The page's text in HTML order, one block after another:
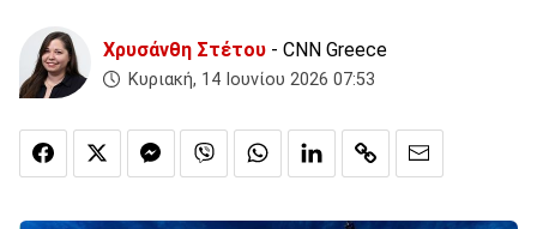
Χρυσάνθη Στέτου - CNN Greece
Κυριακή, 14 Ιουνίου 2026 07:53